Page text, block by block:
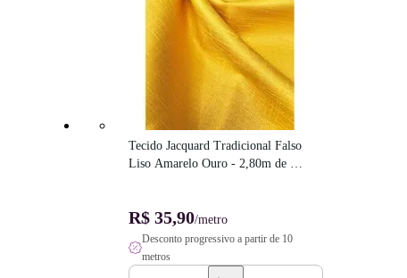
Tecido Jacquard Tradicional Falso
Liso Amarelo Ouro - 2,80m de
R$ 35,90/metro
Desconto progressivo a partir de 10
metros